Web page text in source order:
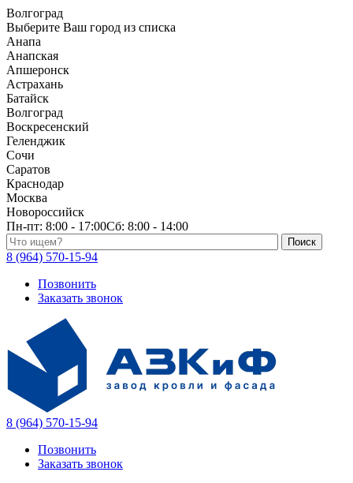
Волгоград
Выберите Ваш город из списка
Анапа
Анапская
Апшеронск
Астрахань
Батайск
Волгоград
Воскресенский
Геленджик
Сочи
Саратов
Краснодар
Москва
Новороссийск
Пн-пт: 8:00 - 17:00Сб: 8:00 - 14:00
Поиск по каталогу
8 (964) 570-15-94
Позвонить
Заказать звонок
8 (964) 570-15-94
Позвонить
Заказать звонок